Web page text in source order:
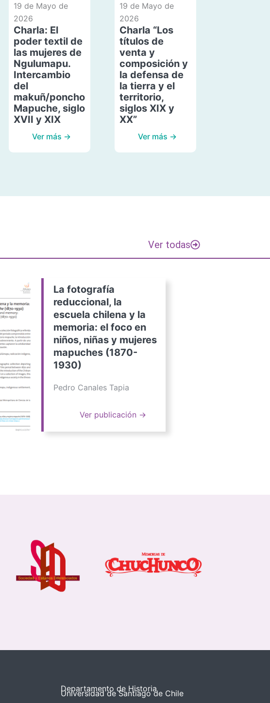
19 de Mayo de
2026
Charla: El
poder textil de
las mujeres de
Ngulumapu.
Intercambio
del
makuñ/poncho
Mapuche, siglo
XVII y XIX
Ver más →
19 de Mayo de
2026
Charla “Los
títulos de
venta y
composición y
la defensa de
la tierra y el
territorio,
siglos XIX y
XX”
Ver más →
Ver todas
La fotografía
reduccional, la
escuela chilena y la
memoria: el foco en
niños, niñas y mujeres
mapuches (1870-
1930)
Pedro Canales Tapia
Ver publicación →
Departamento de Historia
Universidad de Santiago de Chile